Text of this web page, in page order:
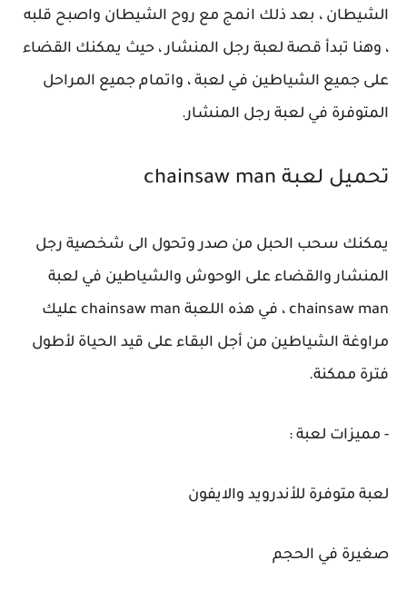
الشيطان ، بعد ذلك انمج مع روح الشيطان واصبح قلبه
، وهنا تبدأ قصة لعبة رجل المنشار ، حيث يمكنك القضاء
على جميع الشياطين في لعبة ، واتمام جميع المراحل
المتوفرة في لعبة رجل المنشار.
تحميل لعبة chainsaw man
يمكنك سحب الحبل من صدر وتحول الى شخصية رجل
المنشار والقضاء على الوحوش والشياطين في لعبة
chainsaw man ، في هذه اللعبة chainsaw man عليك
مراوغة الشياطين من أجل البقاء على قيد الحياة لأطول
فترة ممكنة.
- مميزات لعبة :
لعبة متوفرة للأندرويد والايفون
صغيرة في الحجم